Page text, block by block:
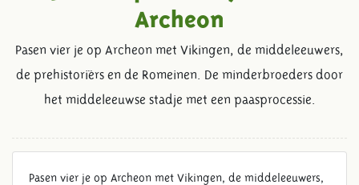
Archeon
Pasen vier je op Archeon met Vikingen, de middeleeuwers,
de prehistoriërs en de Romeinen. De minderbroeders door
het middeleeuwse stadje met een paasprocessie.
Pasen vier je op Archeon met Vikingen, de middeleeuwers,